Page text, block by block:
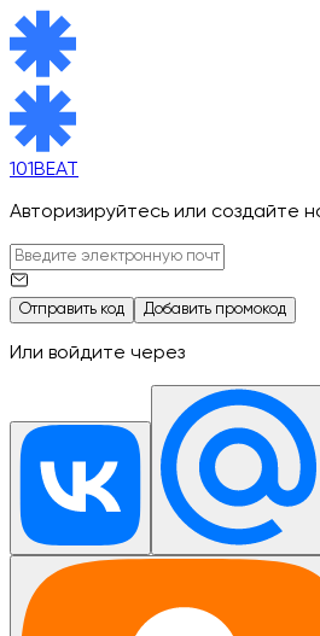
101BEAT
Авторизируйтесь или создайте
Отправить код Добавить промокод
Или войдите через